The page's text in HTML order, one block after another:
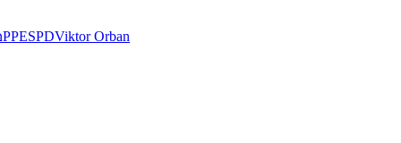
PPESPDViktor Orban